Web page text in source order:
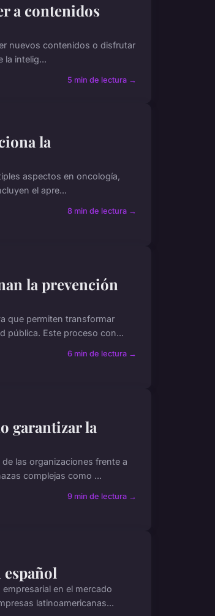
a contenidos
nuevos contenidos o disfrutar
la intelig...
5 min de lectura →
la
aspectos en oncología,
el apre...
8 min de lectura →
la prevención
que permiten transformar
pública. Este proceso con...
6 min de lectura →
garantizar la
las organizaciones frente a
complejas como ...
9 min de lectura →
en el mercado
latinoamericanas...